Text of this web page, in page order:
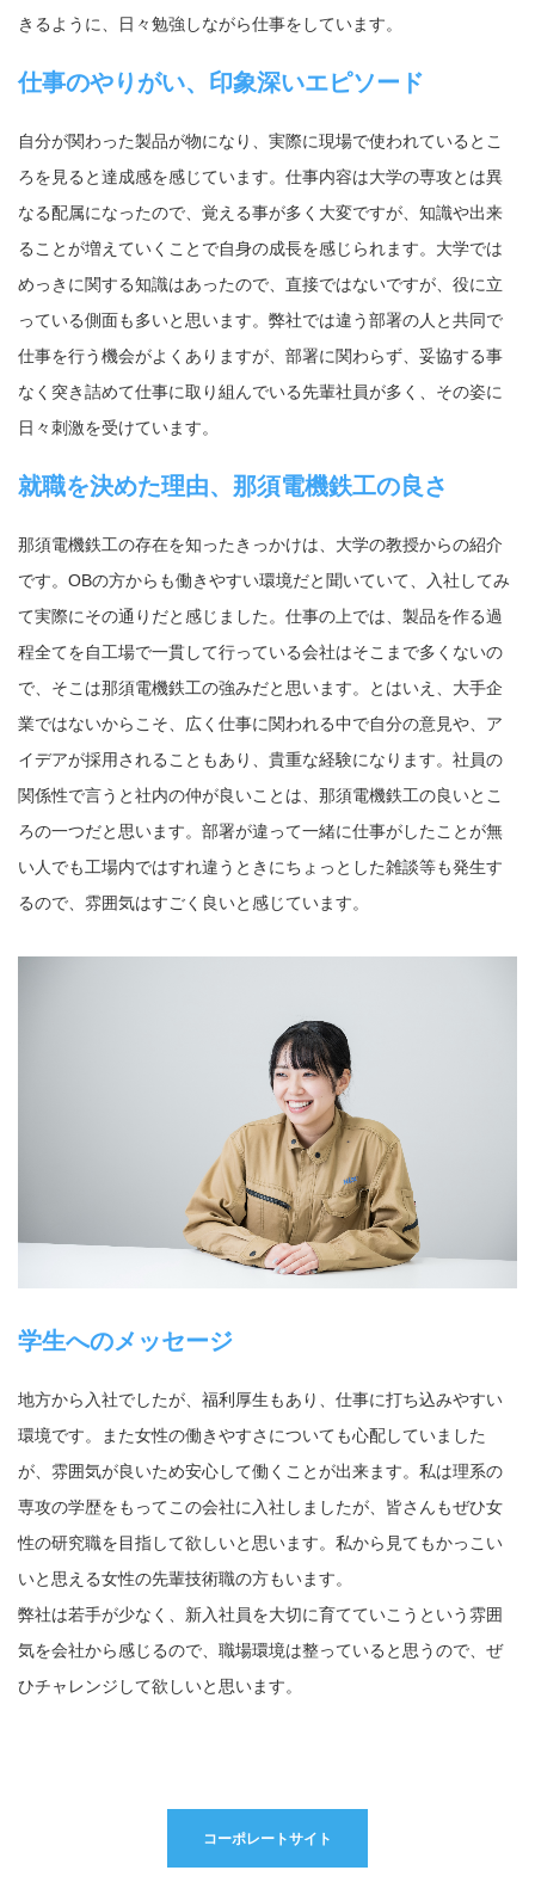
きるように、日々勉強しながら仕事をしています。
仕事のやりがい、印象深いエピソード
自分が関わった製品が物になり、実際に現場で使われているとこ
ろを見ると達成感を感じています。仕事内容は大学の専攻とは異
なる配属になったので、覚える事が多く大変ですが、知識や出来
ることが増えていくことで自身の成長を感じられます。大学では
めっきに関する知識はあったので、直接ではないですが、役に立
っている側面も多いと思います。弊社では違う部署の人と共同で
仕事を行う機会がよくありますが、部署に関わらず、妥協する事
なく突き詰めて仕事に取り組んでいる先輩社員が多く、その姿に
日々刺激を受けています。
就職を決めた理由、那須電機鉄工の良さ
那須電機鉄工の存在を知ったきっかけは、大学の教授からの紹介
です。OBの方からも働きやすい環境だと聞いていて、入社してみ
て実際にその通りだと感じました。仕事の上では、製品を作る過
程全てを自工場で一貫して行っている会社はそこまで多くないの
で、そこは那須電機鉄工の強みだと思います。とはいえ、大手企
業ではないからこそ、広く仕事に関われる中で自分の意見や、ア
イデアが採用されることもあり、貴重な経験になります。社員の
関係性で言うと社内の仲が良いことは、那須電機鉄工の良いとこ
ろの一つだと思います。部署が違って一緒に仕事がしたことが無
い人でも工場内ではすれ違うときにちょっとした雑談等も発生す
るので、雰囲気はすごく良いと感じています。
学生へのメッセージ
地方から入社でしたが、福利厚生もあり、仕事に打ち込みやすい
環境です。また女性の働きやすさについても心配していました
が、雰囲気が良いため安心して働くことが出来ます。私は理系の
専攻の学歴をもってこの会社に入社しましたが、皆さんもぜひ女
性の研究職を目指して欲しいと思います。私から見てもかっこい
いと思える女性の先輩技術職の方もいます。
弊社は若手が少なく、新入社員を大切に育てていこうという雰囲
気を会社から感じるので、職場環境は整っていると思うので、ぜ
ひチャレンジして欲しいと思います。
コーポレートサイト